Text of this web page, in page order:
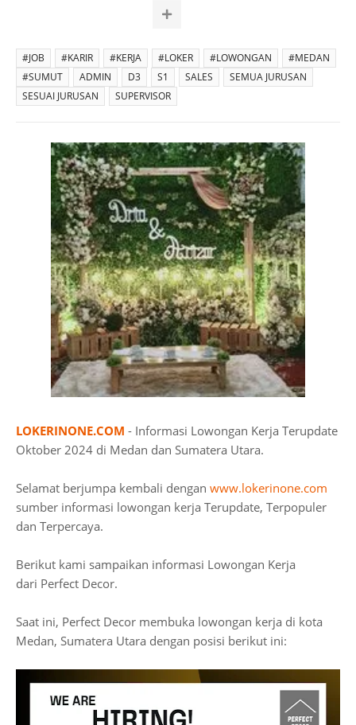
#JOB #KARIR #KERJA #LOKER #LOWONGAN
#MEDAN
#SUMUT
ADMIN D3 S1 SALES
SEMUA JURUSAN
SESUAI JURUSAN
SUPERVISOR
LOKERINONE.COM - Informasi Lowongan Kerja Terupdate
Oktober 2024 di Medan dan Sumatera Utara.
Selamat berjumpa kembali dengan www.lokerinone.com
sumber informasi lowongan kerja Terupdate, Terpopuler
dan Terpercaya.
Berikut kami sampaikan informasi Lowongan Kerja
dari Perfect Decor.
Saat ini, Perfect Decor membuka lowongan kerja di kota
Medan, Sumatera Utara dengan posisi berikut ini: